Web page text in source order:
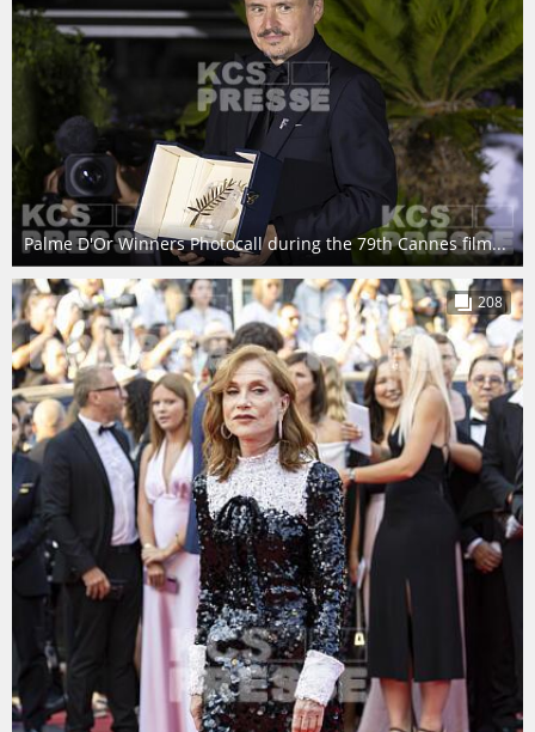
Palme D'Or Winners Photocall during the 79th Cannes film...
208